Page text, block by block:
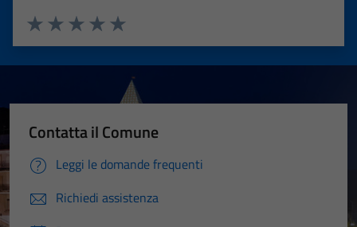
Valuta 5 stelle su 5
Valuta 4 stelle su 5
Valuta 3 stelle su 5
Valuta 2 stelle su 5
Valuta 1 stelle su 5
Contatta il Comune
Leggi le domande frequenti
Richiedi assistenza